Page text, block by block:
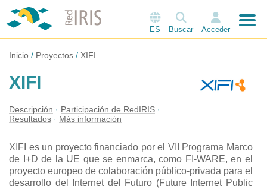
ES Buscar Acceder
Inicio Proyectos XIFI
XIFI
Descripción
Participación de RedIRIS
Resultados
Más información
XIFI es un proyecto financiado por el VII Programa Marco
de I+D de la UE que se enmarca, como FI-WARE, en el
proyecto europeo de colaboración público-privada para el
desarrollo del Internet del Futuro (Future Internet Public